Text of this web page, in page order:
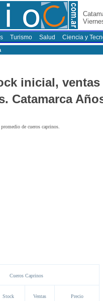
Turismo Salud Ciencia y
inicial,
Catamarca
de cueros caprinos.
Cueros Caprinos
Stock
Ventas
Precio